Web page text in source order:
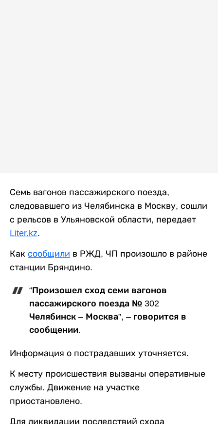
Семь вагонов пассажирского поезда,
следовавшего из Челябинска в Москву, сошли
с рельсов в Ульяновской области, передает
Liter.kz.
Как сообщили в РЖД, ЧП произошло в районе
станции Бряндино.
“Произошел сход семи вагонов
пассажирского поезда № 302
Челябинск – Москва”, – говорится в
сообщении.
Информация о пострадавших уточняется.
К месту происшествия вызваны оперативные
службы. Движение на участке
приостановлено.
Для ликвидации последствий схода